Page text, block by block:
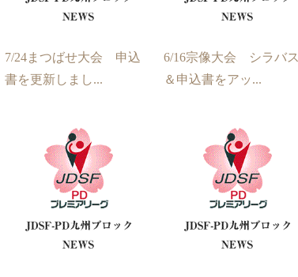
7/24まつばせ大会 申込
書を更新しまし...
6/16宗像大会 シラバス
＆申込書をアッ...